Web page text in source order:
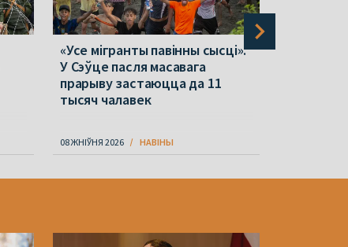
«Усе мігранты павінны сысці».
У Сэўце пасля масавага
прарыву застаюцца да 11
тысяч чалавек
08 ЖНІЎНЯ 2026 НАВІНЫ